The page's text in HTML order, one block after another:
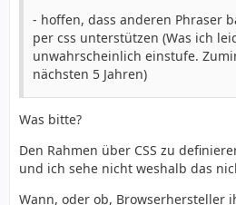
- hoffen, dass anderen Phraser
per css unterstützen (Was ich
unwahrscheinlich einstufe.
nächsten 5 Jahren)
Was bitte?
Den Rahmen über CSS zu
und ich sehe nicht weshalb das
Wann, oder ob, Browserhersteller